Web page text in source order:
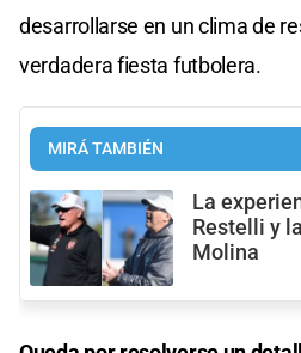
desarrollarse en un clima de
verdadera fiesta futbolera.
MIRÁ TAMBIÉN
La
Restelli y
Molina